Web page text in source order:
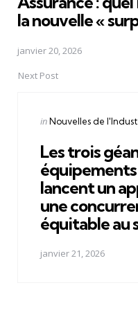
la nouvelle «
janvier 20, 2026
Next Post
Posted
inNouvelles de
Les trois
lancent un
une
équitable au
janvier 21, 2026